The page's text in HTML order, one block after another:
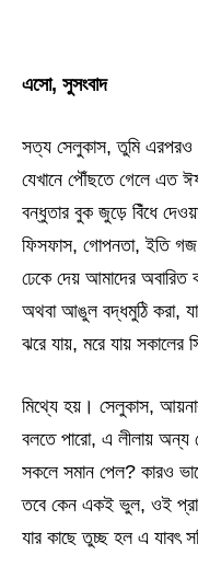
এসো, সুসংবাদ
সত্য সেলুকাস, তুমি এরপরও
যেখানে পৌঁছতে গেলে এত
বন্ধুতার বুক জুড়ে বিঁধে
ফিসফাস, গোপনতা, ইতি
ঢেকে দেয় আমাদের
অথবা আঙুল বদ্ধমুঠি করা,
ঝরে যায়, মরে যায় সকালের
মিথ্যে হয়। সেলুকাস,
বলতে পারো, এ লীলায় অন্য
সকলে সমান পেল? কারও
তবে কেন একই ভুল, ওই
যার কাছে তুচ্ছ হল এ যাবৎ